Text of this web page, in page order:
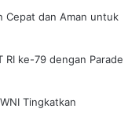
Cepat dan Aman untuk
RI ke-79 dengan Parade
Tingkatkan